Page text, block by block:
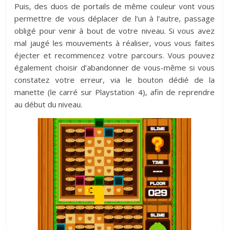
Puis, des duos de portails de même couleur vont vous
permettre de vous déplacer de l’un à l’autre, passage
obligé pour venir à bout de votre niveau. Si vous avez
mal jaugé les mouvements à réaliser, vous vous faites
éjecter et recommencez votre parcours. Vous pouvez
également choisir d’abandonner de vous-même si vous
constatez votre erreur, via le bouton dédié de la
manette (le carré sur Playstation 4), afin de reprendre
au début du niveau.